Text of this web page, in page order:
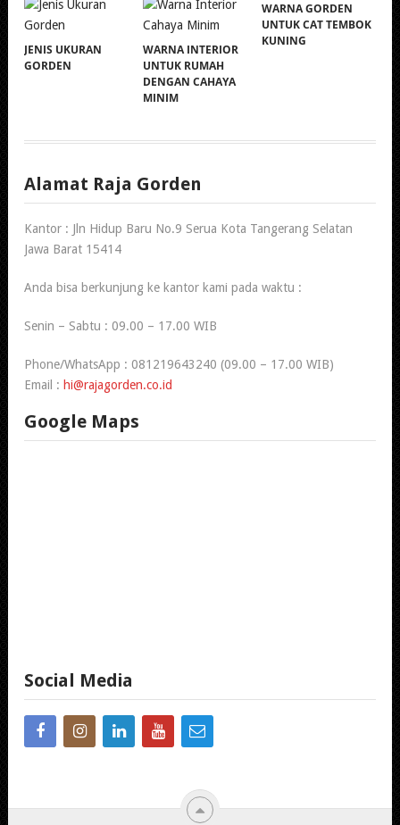
JENIS UKURAN
GORDEN
WARNA INTERIOR
UNTUK RUMAH
DENGAN CAHAYA
MINIM
WARNA GORDEN
UNTUK CAT TEMBOK
KUNING
Alamat Raja Gorden
Kantor : Jln Hidup Baru No.9 Serua Kota Tangerang Selatan
Jawa Barat 15414
Anda bisa berkunjung ke kantor kami pada waktu :
Senin – Sabtu : 09.00 – 17.00 WIB
Phone/WhatsApp : 081219643240 (09.00 – 17.00 WIB)
Email : hi@rajagorden.co.id
Google Maps
Social Media